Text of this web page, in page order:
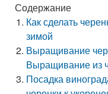
Содержание
Как сделать
зимой
Выращивание
Выращивание из
Посадка